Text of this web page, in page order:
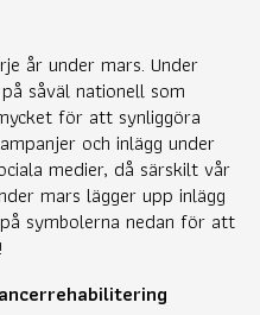
år under mars. Under
såväl nationell som
för att synliggöra
och inlägg under
medier, då särskilt vår
mars lägger upp inlägg
symbolerna nedan för att